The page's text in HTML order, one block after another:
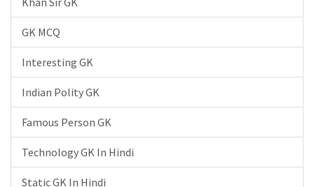
GK MCQ
Interesting GK
Indian Polity GK
Famous Person GK
Technology GK In Hindi
Static GK In Hindi